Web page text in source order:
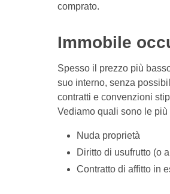
comprato.
Immobile
Spesso il prezzo più
suo interno, senza
contratti e convenzioni
Vediamo quali sono le
Nuda proprietà
Diritto di usufrutto (o
Contratto di affitto in